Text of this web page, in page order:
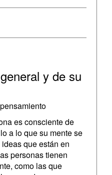
y de su
es consciente de
a lo que su mente se
que están en
personas tienen
como las que